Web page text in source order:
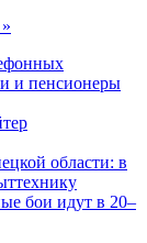
и пенсионеры
области: в
бои идут в 20–